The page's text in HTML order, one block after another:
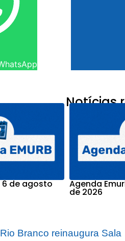
Notícias
6 de agosto Agenda
de 2026